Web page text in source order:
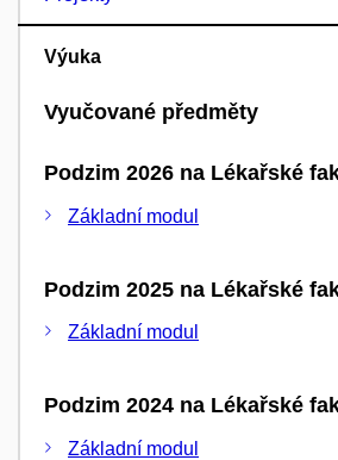
Výuka
Vyučované předměty
Podzim 2026 na Lékařské
Základní modul
Podzim 2025 na Lékařské
Základní modul
Podzim 2024 na Lékařské
Základní modul